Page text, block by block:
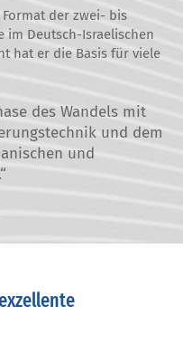
der zwei- bis
Deutsch-Israelischen
hat er die Basis für viele
des Wandels mit
und dem
und